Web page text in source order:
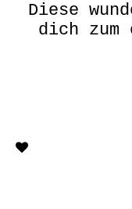
Diese
dich